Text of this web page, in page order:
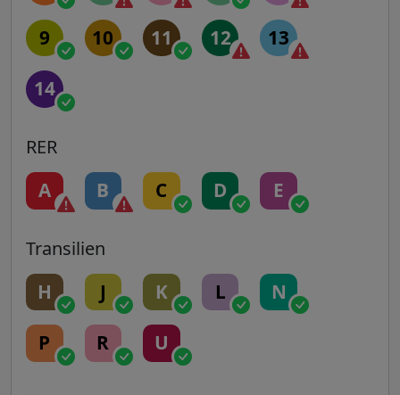
9 10 11 12 13
14
RER
A B C D E
Transilien
H J K L N
P R U